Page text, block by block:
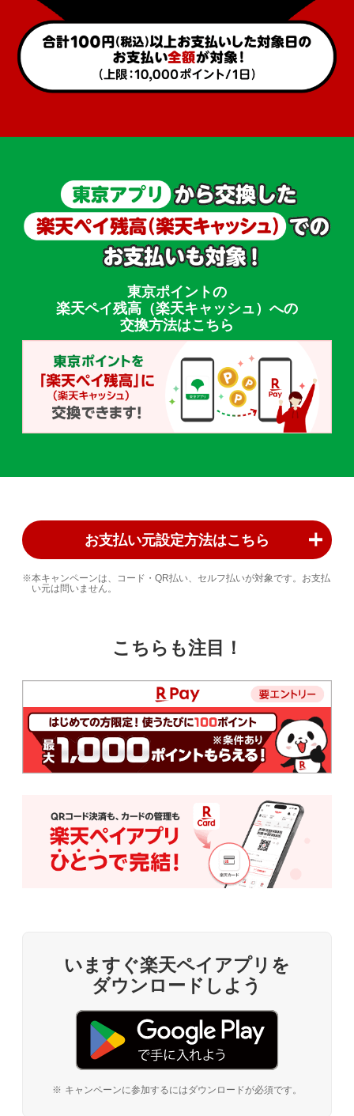
東京ポイントの
楽天ペイ残高（楽天キャッシュ）への
交換方法はこちら
お支払い元設定方法はこちら
本キャンペーンは、コード・QR払い、セルフ払いが対象です。お支払
い元は問いません。
こちらも注目！
いますぐ楽天ペイアプリを
ダウンロードしよう
キャンペーンに参加するにはダウンロードが必須です。